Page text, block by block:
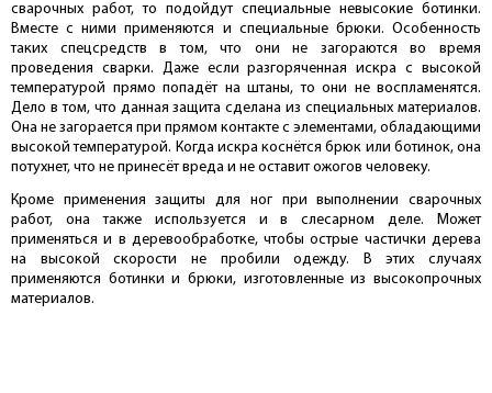
сварочных работ, то подойдут специальные невысокие ботинки.
Вместе с ними применяются и специальные брюки. Особенность
таких спецсредств в том, что они не загораются во время
проведения сварки. Даже если разгоряченная искра с высокой
температурой прямо попадёт на штаны, то они не воспламенятся.
Дело в том, что данная защита сделана из специальных материалов.
Она не загорается при прямом контакте с элементами, обладающими
высокой температурой. Когда искра коснётся брюк или ботинок, она
потухнет, что не принесёт вреда и не оставит ожогов человеку.
Кроме применения защиты для ног при выполнении сварочных
работ, она также используется и в слесарном деле. Может
применяться и в деревообработке, чтобы острые частички дерева
на высокой скорости не пробили одежду. В этих случаях
применяются ботинки и брюки, изготовленные из высокопрочных
материалов.